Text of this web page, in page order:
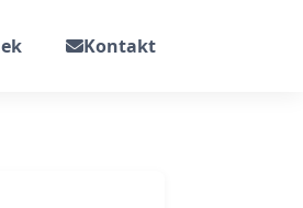
Kontakt